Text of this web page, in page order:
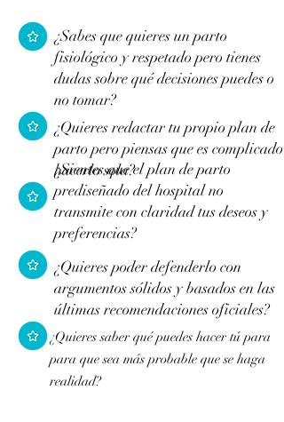
¿Sabes que quieres un parto
fisiológico y respetado pero tienes
dudas sobre qué decisiones puedes o
no tomar?
¿Quieres redactar tu propio plan de
parto pero piensas que es complicado
hacerlo sola?
¿Quieres poder defenderlo con
argumentos sólidos y basados en las
últimas recomendaciones oficiales?
¿Quieres saber qué puedes hacer tú para
para que sea más probable que se haga
realidad?
¿Sientes que el plan de parto
prediseñado del hospital no
transmite con claridad tus deseos y
preferencias?